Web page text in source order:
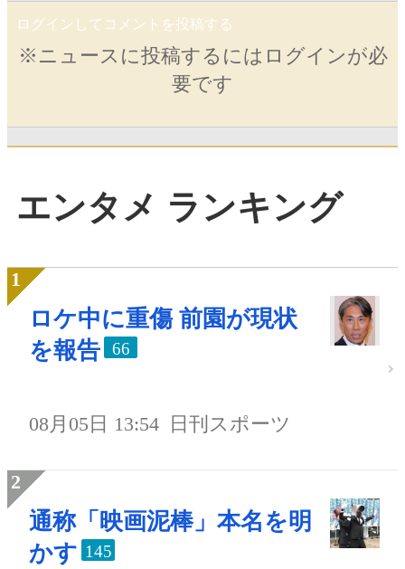
ログインしてコメントを投稿する
※ニュースに投稿するにはログインが必
要です
エンタメ ランキング
ロケ中に重傷 前園が現状
を報告
66
08月05日 13:54 日刊スポーツ
通称「映画泥棒」本名を明
かす 145